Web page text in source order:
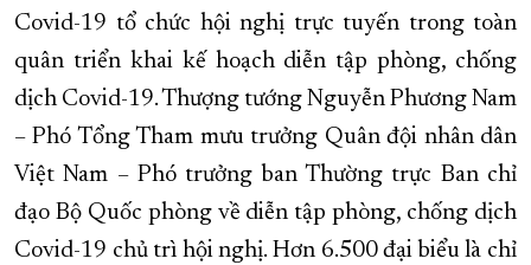
XÂY DỰNG KHÁNH HÒA TRỞ THÀNH THÀNH PHỐ TRỰC THUỘC
ĐẠI HỘI ĐẢNG CÁC CẤP TRANG CHỦ VỀ BÁO KHÁNH HÒA
Covid-19 tổ chức hội nghị trực tuyến trong toàn
quân triển khai kế hoạch diễn tập phòng, chống
dịch Covid-19. Thượng tướng Nguyễn Phương Nam
– Phó Tổng Tham mưu trưởng Quân đội nhân dân
Việt Nam – Phó trưởng ban Thường trực Ban chỉ
đạo Bộ Quốc phòng về diễn tập phòng, chống dịch
Covid-19 chủ trì hội nghị. Hơn 6.500 đại biểu là chỉ